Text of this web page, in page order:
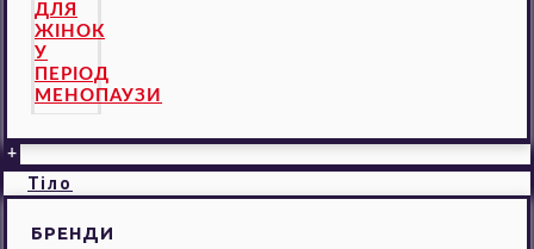
ДЛЯ
ЖІНОК
У
ПЕРІОД
МЕНОПАУЗИ
+
Тіло
БРЕНДИ